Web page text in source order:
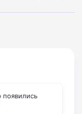
появились